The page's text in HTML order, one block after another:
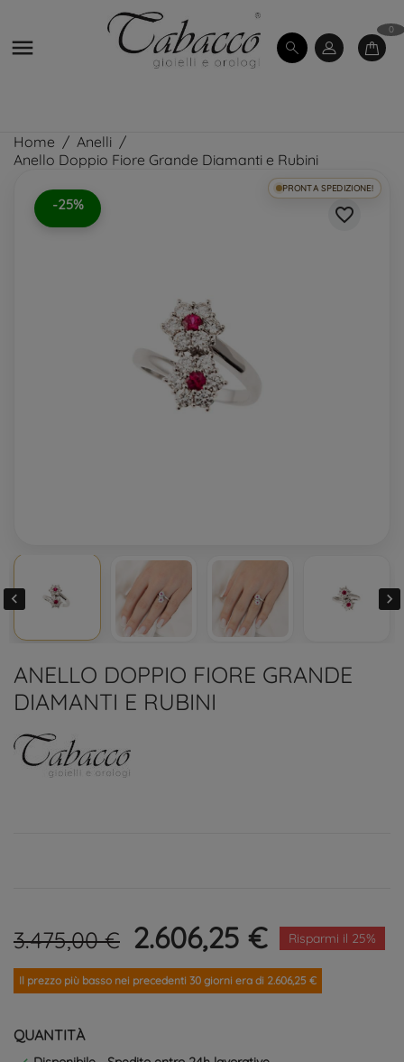

0
Home
Anelli
Anello Doppio Fiore Grande Diamanti e Rubini
-25%
PRONTA SPEDIZIONE!
favorite_border
 
ANELLO DOPPIO FIORE GRANDE
DIAMANTI E RUBINI
3.475,00 € 2.606,25 € Risparmi il 25%
Il prezzo più basso nei precedenti 30 giorni era di 2.606,25 €
QUANTITÀ